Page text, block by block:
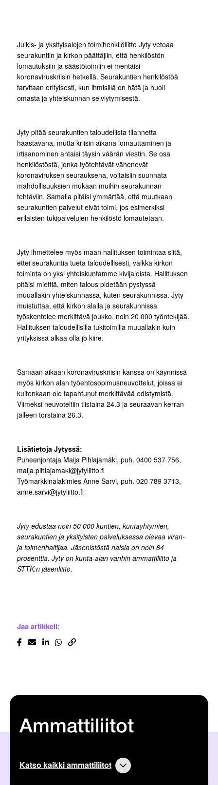
Julkis- ja yksityisalojen toimihenkilöliitto Jyty vetoaa
seurakuntiin ja kirkon päättäjiin, että henkilöstön
lomautuksiin ja säästötoimiin ei mentäisi
koronaviruskriisin hetkellä. Seurakuntien henkilöstöä
tarvitaan erityisesti, kun ihmisillä on hätä ja huoli
omasta ja yhteiskunnan selviytymisestä.
Jyty pitää seurakuntien taloudellista tilannetta
haastavana, mutta kriisin aikana lomauttaminen ja
irtisanominen antaisi täysin väärän viestin. Se osa
henkilöstöstä, jonka työtehtävät vähenevät
koronaviruksen seurauksena, voitaisiin suunnata
mahdollisuuksien mukaan muihin seurakunnan
tehtäviin. Samalla pitäisi ymmärtää, että muutkaan
seurakuntien palvelut eivät toimi, jos esimerkiksi
erilaisten tukipalvelujen henkilöstö lomautetaan.
Jyty ihmettelee myös maan hallituksen toimintaa siitä,
ettei seurakuntia tueta taloudellisesti, vaikka kirkon
toiminta on yksi yhteiskuntamme kivijaloista. Hallituksen
pitäisi miettiä, miten talous pidetään pystyssä
muuallakin yhteiskunnassa, kuten seurakunnissa. Jyty
muistuttaa, että kirkon alalla ja seurakunnissa
työskentelee merkittävä joukko, noin 20 000 työntekijää.
Hallituksen taloudellisilla tukitoimilla muuallakin kuin
yrityksissä alkaa olla jo kiire.
Samaan aikaan koronaviruskriisin kanssa on käynnissä
myös kirkon alan työehtosopimusneuvottelut, joissa ei
kuitenkaan ole tapahtunut merkittävää edistymistä.
Viimeksi neuvoteltiin tiistaina 24.3 ja seuraavan kerran
jälleen torstaina 26.3.
Lisätietoja Jytyssä:
Puheenjohtaja Maija Pihlajamäki, puh. 0400 537 756,
maija.pihlajamaki@jytyliitto.fi
Työmarkkinalakimies Anne Sarvi, puh. 020 789 3713,
anne.sarvi@jytyliitto.fi
Jyty edustaa noin 50 000 kuntien, kuntayhtymien,
seurakuntien ja yksityisten palveluksessa olevaa viran-
ja toimenhaltijaa. Jäsenistöstä naisia on noin 84
prosenttia. Jyty on kunta-alan vanhin ammattiliitto ja
STTK:n jäsenliitto.
Jaa artikkeli:
Ammattiliitot
Katso kaikki ammattiliitot